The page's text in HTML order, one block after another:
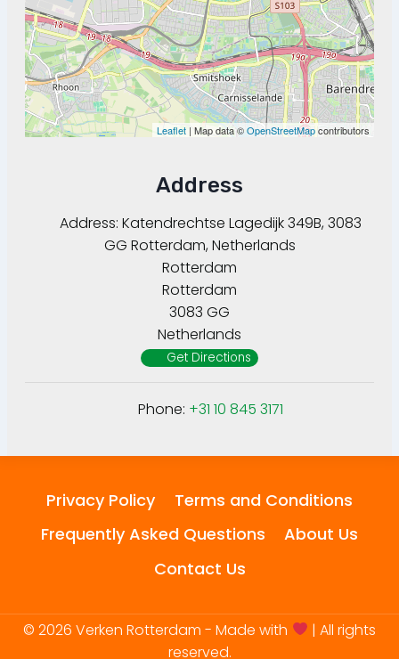
Leaflet | Map data ©OpenStreetMapcontributors
Address
Address: Katendrechtse Lagedijk 349B, 3083
GG Rotterdam, Netherlands
Rotterdam
Rotterdam
3083 GG
Netherlands
Get Directions
Phone: +31 10 845 3171
Privacy Policy
Terms and Conditions
Frequently Asked Questions
About Us
Contact Us
© 2026 Verken Rotterdam - Made with
| All rights
reserved.